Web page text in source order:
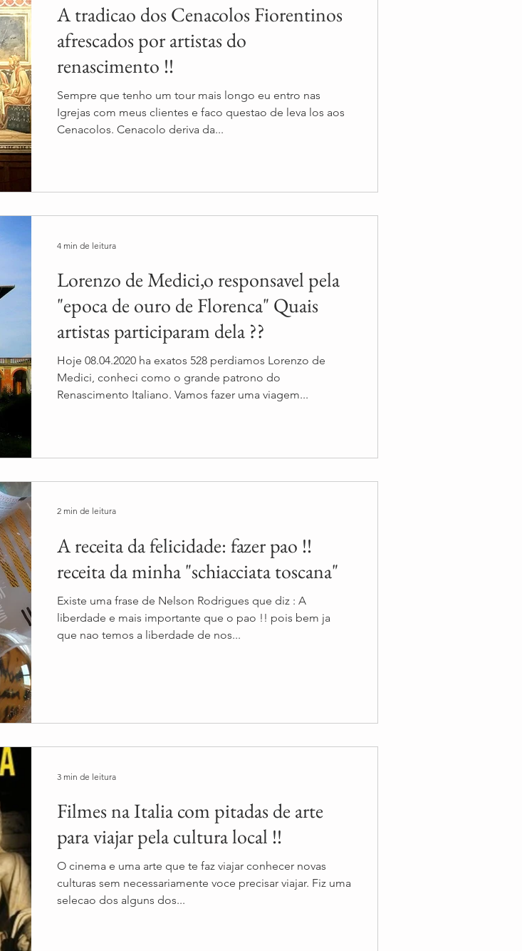
A tradicao dos Cenacolos Fiorentinos
afrescados por artistas do
renascimento !!
Sempre que tenho um tour mais longo eu entro nas
Igrejas com meus clientes e faco questao de leva los aos
Cenacolos. Cenacolo deriva da...
Lorenzo de Medici,o responsavel pela
"epoca de ouro de Florenca" Quais
artistas participaram dela ??
Hoje 08.04.2020 ha exatos 528 perdiamos Lorenzo de
Medici, conheci como o grande patrono do
Renascimento Italiano. Vamos fazer uma viagem...
4 min de leitura
A receita da felicidade: fazer pao !!
receita da minha "schiacciata toscana"
Existe uma frase de Nelson Rodrigues que diz : A
liberdade e mais importante que o pao !! pois bem ja
que nao temos a liberdade de nos...
2 min de leitura
Filmes na Italia com pitadas de arte
para viajar pela cultura local !!
O cinema e uma arte que te faz viajar conhecer novas
culturas sem necessariamente voce precisar viajar. Fiz uma
selecao dos alguns dos...
3 min de leitura